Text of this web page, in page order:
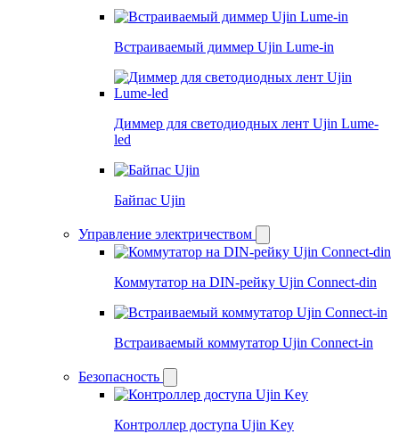
Встраиваемый диммер Ujin Lume-in
Диммер для светодиодных лент Ujin Lume-
led
Байпас Ujin
Управление электричеством
Коммутатор на DIN-рейку Ujin Connect-din
Встраиваемый коммутатор Ujin Connect-in
Безопасность
Контроллер доступа Ujin Key